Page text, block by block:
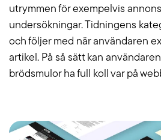
utrymmen för exempelvis
undersökningar. Tidningens
och följer med när användaren
artikel. På så sätt kan
brödsmulor ha full koll var på